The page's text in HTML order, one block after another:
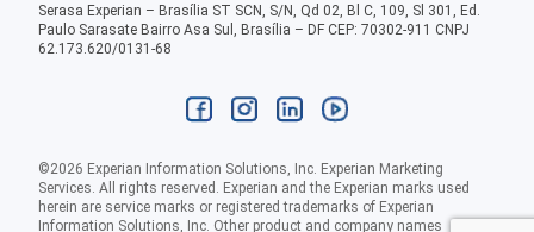
Serasa Experian – Brasília ST SCN, S/N, Qd 02, Bl C, 109, Sl 301, Ed.
Paulo Sarasate Bairro Asa Sul, Brasília – DF CEP: 70302-911 CNPJ
62.173.620/0131-68
©2026 Experian Information Solutions, Inc. Experian Marketing
Services. All rights reserved. Experian and the Experian marks used
herein are service marks or registered trademarks of Experian
Information Solutions, Inc. Other product and company names